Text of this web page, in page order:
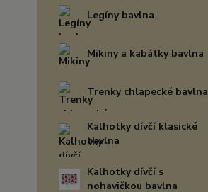
Legíny bavlna
Mikiny a kabátky bavlna
Trenky chlapecké bavlna
Kalhotky dívčí klasické
bavlna
Kalhotky dívčí s
nohavičkou bavlna